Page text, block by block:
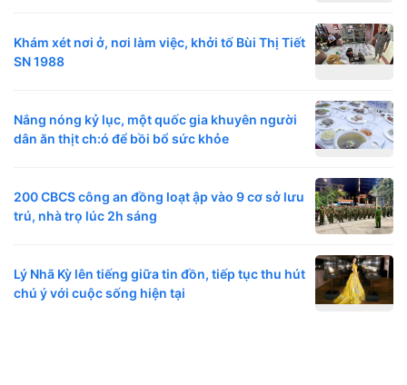
Khám xét nơi ở, nơi làm việc, khởi tố Bùi Thị Tiết
SN 1988
Nắng nóng kỷ lục, một quốc gia khuyên người
dân ăn thịt ch:ó để bồi bổ sức khỏe
200 CBCS công an đồng loạt ập vào 9 cơ sở lưu
trú, nhà trọ lúc 2h sáng
Lý Nhã Kỳ lên tiếng giữa tin đồn, tiếp tục thu hút
chú ý với cuộc sống hiện tại